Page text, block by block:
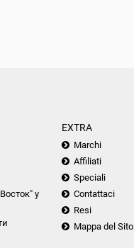
у
EXTRA
Marchi
Affiliati
Speciali
Contattaci
Resi
Mappa del Sito